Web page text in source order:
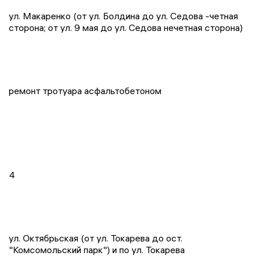
ул. Макаренко (от ул. Болдина до ул. Седова -четная
сторона; от ул. 9 мая до ул. Седова нечетная сторона)
ремонт тротуара асфальтобетоном
4
ул. Октябрьская (от ул. Токарева до ост.
"Комсомольский парк") и по ул. Токарева